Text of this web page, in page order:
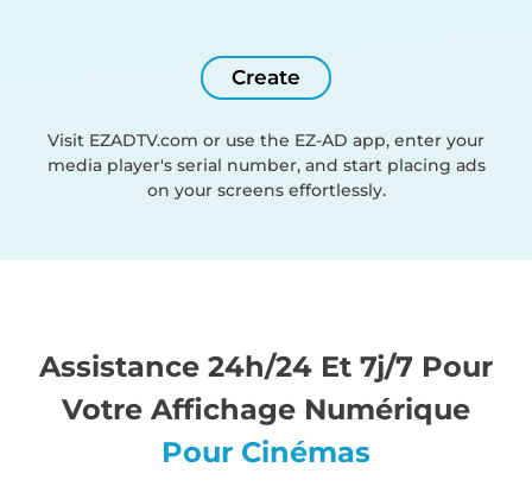
Create
Visit EZADTV.com or use the EZ-AD app, enter your
media player's serial number, and start placing ads
on your screens effortlessly.
Assistance 24h/24 Et 7j/7 Pour
Votre Affichage Numérique
Pour Cinémas